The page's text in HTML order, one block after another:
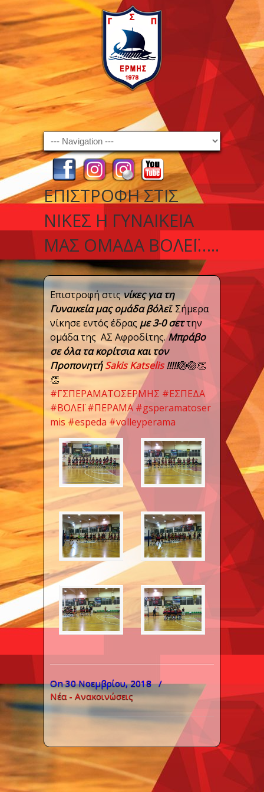
Navigation
ΕΠΙΣΤΡΟΦΉ ΣΤΙΣ
ΝΊΚΕΣ Η ΓΥΝΑΙΚΕΊΑ
ΜΑΣ ΟΜΆΔΑ ΒΌΛΕΪ…..
Επιστροφή στιςνίκες για τη
Γυναικεία μας ομάδα βόλεϊ. Σήμερα
νίκησε εντός έδρας με 3-0 σεττην
ομάδα της ΑΣ Αφροδίτης.Μπράβο
σε όλα τα κορίτσια και τον
ΠροπονητήSakis Katselis!!!!!🏐🏐👏
👏
#ΓΣΠΕΡΑΜΑΤΟΣΕΡΜΗΣ #ΕΣΠΕΔΑ
#ΒΟΛΕΪ #ΠΕΡΑΜΑ #gsperamatoser
mis #espeda #volleyperama
On 30 Νοεμβρίου, 2018 /
Νέα - Ανακοινώσεις